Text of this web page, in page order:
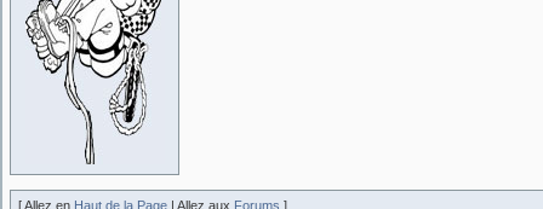
[ Allez en Haut de la Page | Allez aux Forums ]